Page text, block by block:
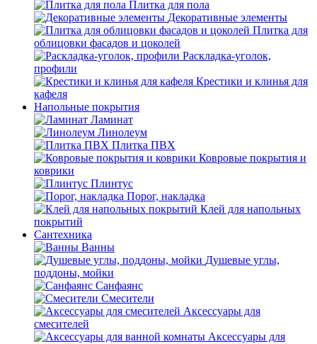
Плитка для пола
Декоративные элементы
Плитка для
облицовки фасадов и цоколей
Раскладка-уголок,
профили
Крестики и клинья для
кафеля
Напольные покрытия
Ламинат
Линолеум
Плитка ПВХ
Ковровые покрытия и
коврики
Плинтус
Порог, накладка
Клей для напольных
покрытий
Сантехника
Ванны
Душевые углы,
поддоны, мойки
Санфаянс
Смесители
Аксессуары для
смесителей
Аксессуары для